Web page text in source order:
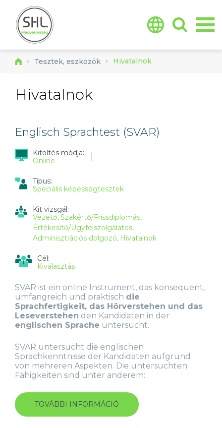
Tesztek, eszközök Hivatalnok
Hivatalnok
Englisch Sprachtest (SVAR)
Kitöltés módja:
Online
Típus:
Speciális képességtesztek
Kit vizsgál:
Vezető Szakértő/Frissdiplomás
Értékesítő/Ügyfélszolgálatos
Adminisztrációs dolgozó Hivatalnok
Cél:
Kiválasztás
SVAR ist ein online Instrument, das konsequent,
umfangreich und praktisch die
Sprachfertigkeit, das Hörverstehen und das
Leseverstehen den Kandidaten in der
englischen Sprache untersucht.
SVAR untersucht die englischen
Sprachkenntnisse der Kandidaten aufgrund
von mehreren Aspekten. Die untersuchten
Fähigkeiten sind unter anderem:
TOVÁBBI INFORMÁCIÓ ENGLISCH
SPRACHTEST